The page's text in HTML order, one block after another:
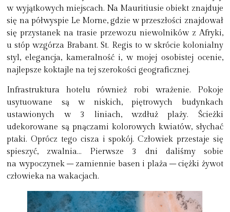
w wyjątkowych miejscach. Na Mauritiusie obiekt znajduje
się na półwyspie Le Morne, gdzie w przeszłości znajdował
się przystanek na trasie przewozu niewolników z Afryki,
u stóp wzgórza Brabant. St. Regis to w skrócie kolonialny
styl, elegancja, kameralność i, w mojej osobistej ocenie,
najlepsze koktajle na tej szerokości geograficznej.
Infrastruktura hotelu również robi wrażenie. Pokoje
usytuowane są w niskich, piętrowych budynkach
ustawionych w 3 liniach, wzdłuż plaży. Ścieżki
udekorowane są pnączami kolorowych kwiatów, słychać
ptaki. Oprócz tego cisza i spokój. Człowiek przestaje się
spieszyć, zwalnia… Pierwsze 3 dni daliśmy sobie
na wypoczynek – zamiennie basen i plaża – ciężki żywot
człowieka na wakacjach.